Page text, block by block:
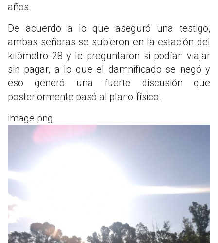
años.
De acuerdo a lo que aseguró una testigo,
ambas señoras se subieron en la estación del
kilómetro 28 y le preguntaron si podían viajar
sin pagar, a lo que el damnificado se negó y
eso generó una fuerte discusión que
posteriormente pasó al plano físico.
image.png